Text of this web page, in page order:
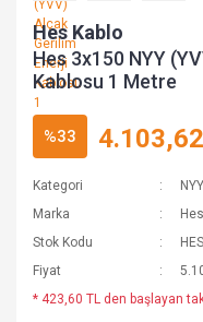
Hes Kablo
Hes 3x150 NYY
Kablosu 1 Metre
%33
Kategori
Marka
Stok Kodu
Fiyat
* 423,60 TL den başlayan